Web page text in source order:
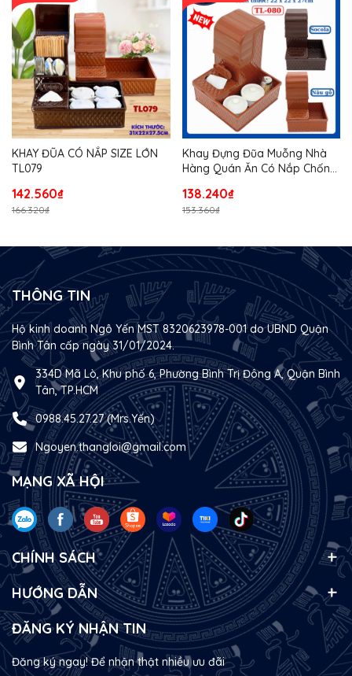
KHAY ĐŨA CÓ NẮP SIZE LỚN
TL079
142.560₫
166.320₫
Khay Đựng Đũa Muỗng Nhà
Hàng Quán Ăn Có Nắp Chống
138.240₫
153.360₫
THÔNG TIN
Hộ kinh doanh Ngô Yến MST 8320623978-001 do UBND Quận
Bình Tân cấp ngày 31/01/2024.
334D Mã Lò, Khu phố 6, Phường Bình Trị Đông A, Quận Bình
Tân, TP.HCM
0988.45.27.27 (Mrs.Yến)
Ngoyen.thangloi@gmail.com
MẠNG XÃ HỘI
CHÍNH SÁCH
HƯỚNG DẪN
ĐĂNG KÝ NHẬN TIN
Đăng ký ngay! Để nhận thật nhiều ưu đãi